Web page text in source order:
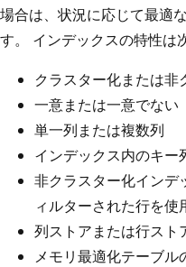
場合は、状況に応じて最適
す。 インデックスの特性は
クラスター化または非
一意または一意でない
単一列または複数列
インデックス内のキー
非クラスター化インデ
ィルターされた行を使
列ストアまたは行スト
メモリ最適化テーブ